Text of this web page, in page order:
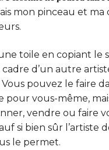
mon pinceau et
toile en copiant le
d’un autre
pouvez le faire
pour vous-même,
vendre ou faire
si bien sûr l’artiste
le permet.